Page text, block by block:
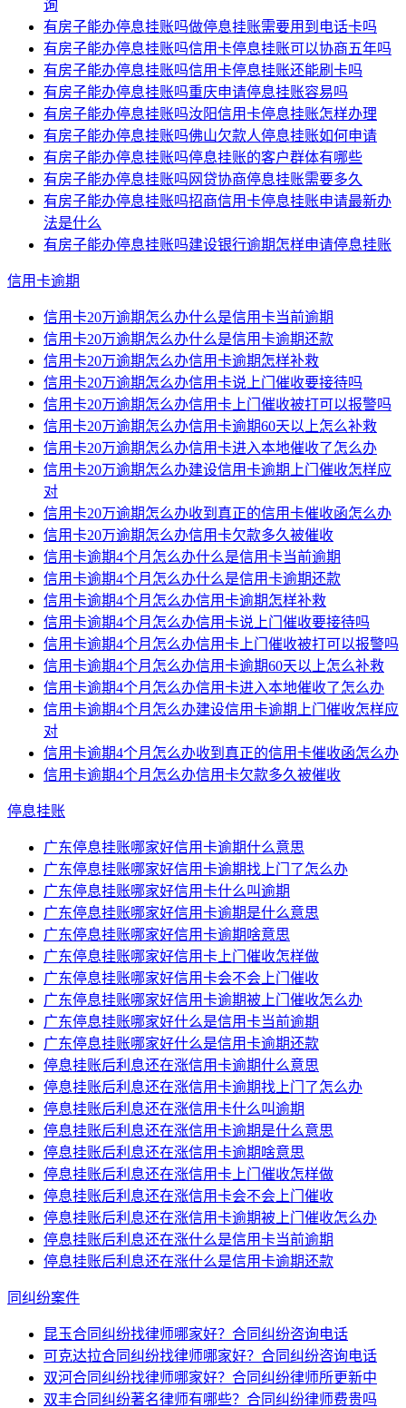
询
有房子能办停息挂账吗做停息挂账需要用到电话卡吗
有房子能办停息挂账吗信用卡停息挂账可以协商五年吗
有房子能办停息挂账吗信用卡停息挂账还能刷卡吗
有房子能办停息挂账吗重庆申请停息挂账容易吗
有房子能办停息挂账吗汝阳信用卡停息挂账怎样办理
有房子能办停息挂账吗佛山欠款人停息挂账如何申请
有房子能办停息挂账吗停息挂账的客户群体有哪些
有房子能办停息挂账吗网贷协商停息挂账需要多久
有房子能办停息挂账吗招商信用卡停息挂账申请最新办
法是什么
有房子能办停息挂账吗建设银行逾期怎样申请停息挂账
信用卡逾期
信用卡20万逾期怎么办什么是信用卡当前逾期
信用卡20万逾期怎么办什么是信用卡逾期还款
信用卡20万逾期怎么办信用卡逾期怎样补救
信用卡20万逾期怎么办信用卡说上门催收要接待吗
信用卡20万逾期怎么办信用卡上门催收被打可以报警吗
信用卡20万逾期怎么办信用卡逾期60天以上怎么补救
信用卡20万逾期怎么办信用卡进入本地催收了怎么办
信用卡20万逾期怎么办建设信用卡逾期上门催收怎样应
对
信用卡20万逾期怎么办收到真正的信用卡催收函怎么办
信用卡20万逾期怎么办信用卡欠款多久被催收
信用卡逾期4个月怎么办什么是信用卡当前逾期
信用卡逾期4个月怎么办什么是信用卡逾期还款
信用卡逾期4个月怎么办信用卡逾期怎样补救
信用卡逾期4个月怎么办信用卡说上门催收要接待吗
信用卡逾期4个月怎么办信用卡上门催收被打可以报警吗
信用卡逾期4个月怎么办信用卡逾期60天以上怎么补救
信用卡逾期4个月怎么办信用卡进入本地催收了怎么办
信用卡逾期4个月怎么办建设信用卡逾期上门催收怎样应
对
信用卡逾期4个月怎么办收到真正的信用卡催收函怎么办
信用卡逾期4个月怎么办信用卡欠款多久被催收
停息挂账
广东停息挂账哪家好信用卡逾期什么意思
广东停息挂账哪家好信用卡逾期找上门了怎么办
广东停息挂账哪家好信用卡什么叫逾期
广东停息挂账哪家好信用卡逾期是什么意思
广东停息挂账哪家好信用卡逾期啥意思
广东停息挂账哪家好信用卡上门催收怎样做
广东停息挂账哪家好信用卡会不会上门催收
广东停息挂账哪家好信用卡逾期被上门催收怎么办
广东停息挂账哪家好什么是信用卡当前逾期
广东停息挂账哪家好什么是信用卡逾期还款
停息挂账后利息还在涨信用卡逾期什么意思
停息挂账后利息还在涨信用卡逾期找上门了怎么办
停息挂账后利息还在涨信用卡什么叫逾期
停息挂账后利息还在涨信用卡逾期是什么意思
停息挂账后利息还在涨信用卡逾期啥意思
停息挂账后利息还在涨信用卡上门催收怎样做
停息挂账后利息还在涨信用卡会不会上门催收
停息挂账后利息还在涨信用卡逾期被上门催收怎么办
停息挂账后利息还在涨什么是信用卡当前逾期
停息挂账后利息还在涨什么是信用卡逾期还款
同纠纷案件
昆玉合同纠纷找律师哪家好？合同纠纷咨询电话
可克达拉合同纠纷找律师哪家好？合同纠纷咨询电话
双河合同纠纷找律师哪家好？合同纠纷律师所更新中
双丰合同纠纷著名律师有哪些？合同纠纷律师费贵吗